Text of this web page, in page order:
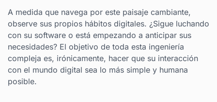
A medida que navega por este paisaje cambiante,
observe sus propios hábitos digitales. ¿Sigue luchando
con su software o está empezando a anticipar sus
necesidades? El objetivo de toda esta ingeniería
compleja es, irónicamente, hacer que su interacción
con el mundo digital sea lo más simple y humana
posible.